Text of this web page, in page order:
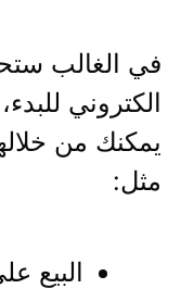
في الغالب
الكتروني
يمكنك من
مثل:
البيع